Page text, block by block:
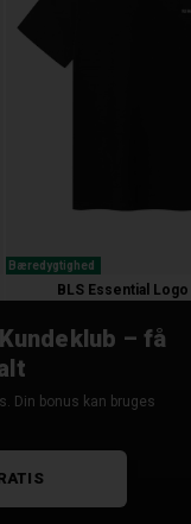
Bæredygtighed
BLS Essential
– få
Din bonus kan bruges